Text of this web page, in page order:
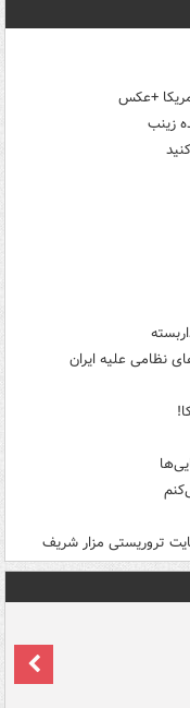
زینب
نظامی علیه ایران
تروریستی مزار شریف